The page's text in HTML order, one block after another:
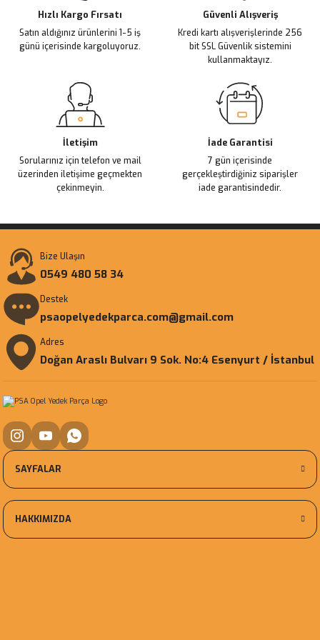
Ürün fiyatı diğer sitelerden daha pahalı.
Bu ürüne benzer farklı alternatifler olmalı.
Hızlı Kargo Fırsatı
Satın aldığınız ürünlerini 1-5 iş
günü içerisinde kargoluyoruz.
Güvenli Alışveriş
Kredi kartı alışverişlerinde 256
bit SSL Güvenlik sistemini
kullanmaktayız.
İletişim
Sorularınız için telefon ve mail
üzerinden iletişime geçmekten
çekinmeyin.
İade Garantisi
7 gün içerisinde
gerçekleştirdiğiniz siparişler
iade garantisindedir.
Bize Ulaşın
0549 480 58 34
Destek
psaopelyedekparca.com@gmail.com
Adres
Doğan Araslı Bulvarı 9 Sok. No:4 Esenyurt / İstanbul
SAYFALAR
HAKKIMIZDA